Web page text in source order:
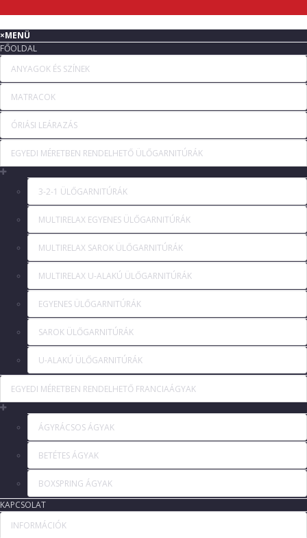
×MENÜ
FŐOLDAL
ANYAGOK ÉS SZÍNEK
MATRACOK
ÓRIÁSI LEÁRAZÁS
EGYEDI MÉRETBEN RENDELHETŐ ÜLŐGARNITÚRÁK
3-2-1 ÜLŐGARNITÚRÁK
MULTIRELAX EGYENES ÜLŐGARNITÚRÁK
MULTIRELAX SAROK ÜLŐGARNITÚRÁK
MULTIRELAX U-ALAKÚ ÜLŐGARNITÚRÁK
EGYENES ÜLŐGARNITÚRÁK
SAROK ÜLŐGARNITÚRÁK
U-ALAKÚ ÜLŐGARNITÚRÁK
EGYEDI MÉRETBEN RENDELHETŐ FRANCIAÁGYAK
ÁGYRÁCSOS ÁGYAK
BETÉTES ÁGYAK
BOXSPRING ÁGYAK
KAPCSOLAT
INFORMÁCIÓK